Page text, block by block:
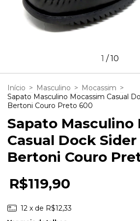
1 /10
Início > Masculino > Mocassim >
Sapato Masculino Mocassim Casual
Bertoni Couro Preto 600
Sapato Masculino
Casual Dock
Bertoni Couro
R$119,90
12 x de R$12,33